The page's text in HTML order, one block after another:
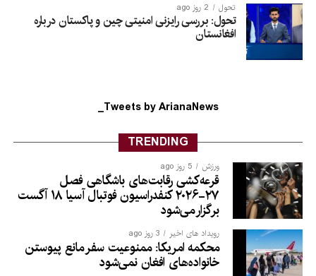
تحول 2 روز ago
تحول: بررسی رایزنی امنیتی چین و پاکستان درباره
افغانستان
Tweets by ArianaNews_
TRENDING
ورزش 5 روز ago
قرعه‌کشی رقابت‌های باشگاهی فصل
۲۷-۲۰۲۶ کنفدراسیون فوتبال آسیا ۱۸ آگست
برگزار می‌شود
رویداد های اخیر 3 روز ago
محکمه امریکا: ممنوعیت سفر مانع پیوستن
خانواده‌های افغان نمی‌شود